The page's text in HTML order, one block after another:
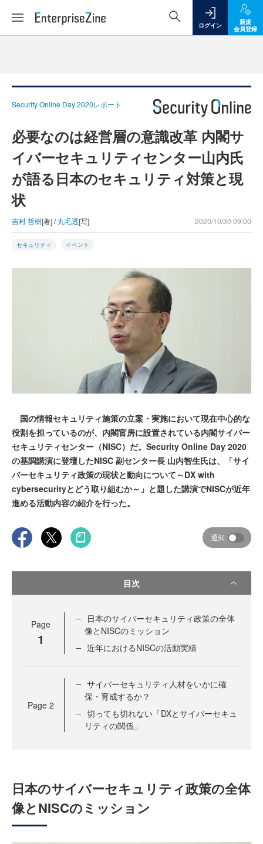
ログイン
新規
会員登録
Security Online Day 2020レポート
必要なのは経営層の意識改革 内閣サ
イバーセキュリティセンター山内氏
が語る日本のセキュリティ対策と現
状
吉村 哲樹[著] /丸毛透[写] 2020/10/30 09:00
セキュリティ イベント
国の情報セキュリティ施策の立案・実施において現在中心的な
役割を担っているのが、内閣官房に設置されている内閣サイバー
セキュリティセンター（NISC）だ。Security Online Day 2020
の基調講演に登壇したNISC 副センター長 山内智生氏は、「サイ
バーセキュリティ政策の現状と動向について～DX with
cybersecurityとどう取り組むか～」と題した講演でNISCが近年
進める活動内容の紹介を行った。
通知
目次
Page
1
日本のサイバーセキュリティ政策の全体
像とNISCのミッション
近年におけるNISCの活動実績
Page 2
サイバーセキュリティ人材をいかに確
保・育成するか？
切っても切れない「DXとサイバーセキュ
リティの関係」
日本のサイバーセキュリティ政策の全体
像とNISCのミッション